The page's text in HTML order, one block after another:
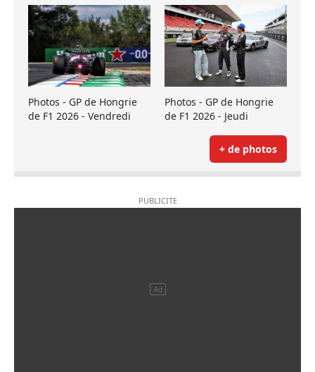
Photos - GP de Hongrie
de F1 2026 - Vendredi
Photos - GP de Hongrie
de F1 2026 - Jeudi
+ de photos